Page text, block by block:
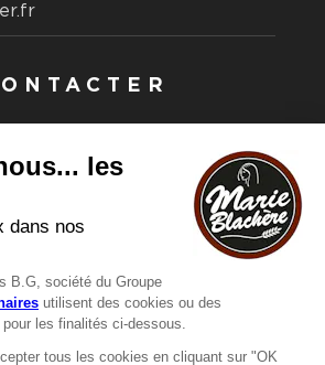
nous contacter ?
FAQ.